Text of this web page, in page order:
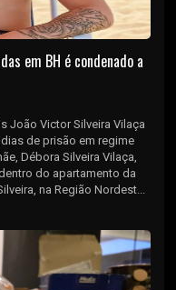
em BH é condenado a
João Victor Silveira Vilaça
de prisão em regime
Débora Silveira Vilaça,
do apartamento da
na Região Nordest...